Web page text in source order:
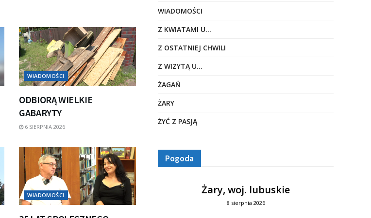
WIADOMOŚCI
ODBIORĄ WIELKIE
GABARYTY
6 SIERPNIA 2026
WIADOMOŚCI
WIADOMOŚCI
Z KWIATAMI U…
Z OSTATNIEJ CHWILI
Z WIZYTĄ U…
ŻAGAŃ
ŻARY
ŻYĆ Z PASJĄ
Pogoda
Żary, woj. lubuskie
8 sierpnia 2026